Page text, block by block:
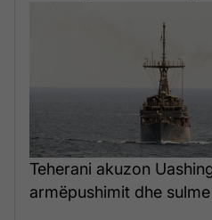
Teherani akuzon
armëpushimit dhe